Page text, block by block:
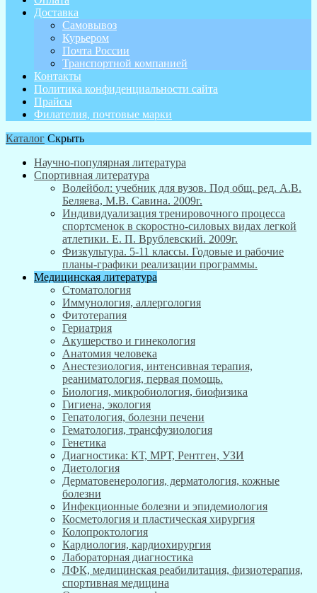
Доставка
Самовывоз
Курьером
Почта России
Транспортной компанией
Контакты
Политика конфиденциальности сайта
Прайсы
Филателия, почтовые марки
Каталог Скрыть
Научно-популярная литература
Спортивная литература
Волейбол: учебник для вузов. Под общ. ред. А.В.
Беляева, М.В. Савина. 2009г.
Индивидуализация тренировочного процесса
спортсменок в скоростно-силовых видах легкой
атлетики. Е. П. Врублевский. 2009г.
Физкультура. 5-11 классы. Годовые и рабочие
планы-графики реализации программы.
Медицинская литература
Стоматология
Иммунология, аллергология
Фитотерапия
Гериатрия
Акушерство и гинекология
Анатомия человека
Анестезиология, интенсивная терапия,
реаниматология, первая помощь.
Биология, микробиология, биофизика
Гигиена, экология
Гепатология, болезни печени
Гематология, трансфузиология
Генетика
Диагностика: КТ, МРТ, Рентген, УЗИ
Диетология
Дерматовенерология, дерматология, кожные
болезни
Инфекционные болезни и эпидемиология
Косметология и пластическая хирургия
Колопроктология
Кардиология, кардиохирургия
Лабораторная диагностика
ЛФК, медицинская реабилитация, физиотерапия,
спортивная медицина